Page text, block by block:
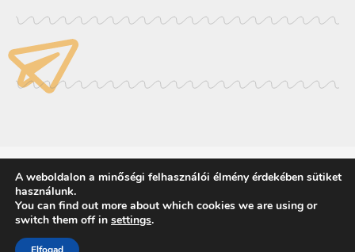
A weboldalon a minőségi felhasználói élmény érdekében sütiket
használunk.
You can find out more about which cookies we are using or
switch them off in settings.